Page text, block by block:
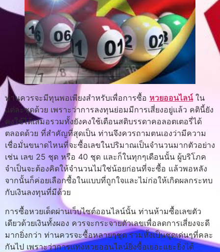
ท่านควรจะมีทุนพอเพียงสำหรับเพื่อการซื้อ หวยออนไลน์ใน
แต่ละชุดด้วย เพราะว่าการลงทุนย่อมมีการเสี่ยงอยู่แล้ว คตินี้ยัง
คงใช้ได้เสมอรวมทั้งยังคงใช้เตือนสติบรรดาคอลอตเตอรี่ได้
ตลอดด้วย ที่สำคัญที่สุดเป็น ท่านจึงควรถามตนเองว่ามีความ
เชื่อมั่นขนาดไหนที่จะซื้อเลขในปริมาณเป็นจำนวนมากตัวอย่าง
เช่น เลข 25 ชุด หรือ 40 ชุด และก็ในทุกๆเดือนนั้น ผู้บริโภค
จำเป็นจะต้องคิดให้จำนวนไม่ใช่น้อยก่อนที่จะซื้อ แล้วพอหลัง
จากนั้นก็ค่อยเลือกซื้อในแบบที่ถูกใจและไม่ก่อให้เกิดผลกระทบ
กับเงินลงทุนที่มีด้วย
การซื้อหวยเด็ดผ่านเว็บไซต์ออนไลน์นั้น ท่านห้ามซื้อเลขตัว
เดียวด้วยเงินทั้งผอง ควรจะกระจายตัวเลขเพื่อลดการเสี่ยงจะดี
มากยิ่งกว่า ท่านควรจะซื้อหลายๆชุด รวมทั้งเป็นชุดเด่นๆที่คละ
กันไป เพราะว่าการแทงหวยออนไลน์ยิ่งซื้อเยอะแยะยิ่งได้